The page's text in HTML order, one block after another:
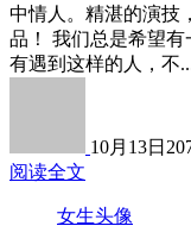
中情人。精湛的演技
品！ 我们总是希望
有遇到这样的人，不
10月13日
阅读全文
女生头像